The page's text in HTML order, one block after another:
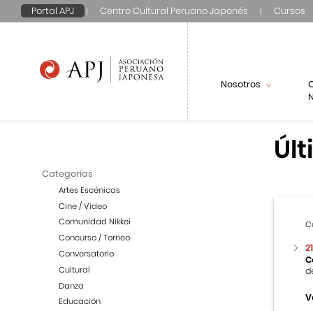
Portal APJ Centro Cultural Peruano Japonés Cursos
Nosotros
Categorías
Artes Escénicas
Cine / Video
Comunidad Nikkei
Concurso / Torneo
Conversatorio
Cultural
Danza
Educación